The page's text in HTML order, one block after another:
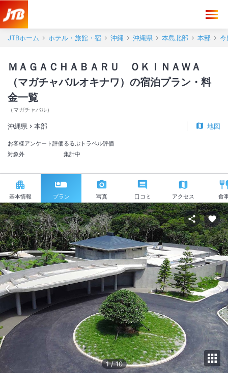
JTBホーム ホテル・旅館・宿 沖縄 沖縄県 本島北部 本部 今
ＭＡＧＡＣＨＡＢＡＲＵ ＯＫＩＮＡＷＡ
（マガチャバルオキナワ）の宿泊プラン・料
金一覧
（ マガチャバル）
沖縄県 本部 地図
お客様アンケート評価
対象外
るるぶトラベル評価
集計中
基本情報 プラン 写真 口コミ アクセス 食
1 /10